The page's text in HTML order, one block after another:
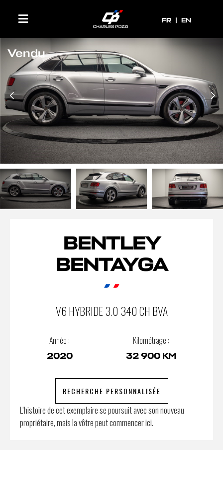
FR
FR EN
Vendu
BENTLEY
BENTAYGA
V6 HYBRIDE 3.0 340 CH BVA
Année :
2020
Kilométrage :
32 900 KM
RECHERCHE PERSONNALISÉE
L’histoire de cet exemplaire se poursuit avec son nouveau
propriétaire, mais la vôtre peut commencer ici.